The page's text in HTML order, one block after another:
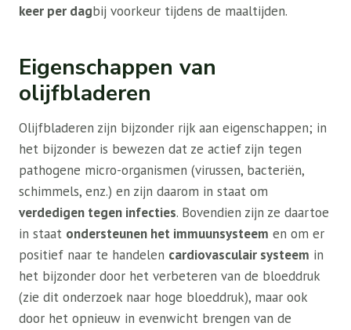
keer per dagbij voorkeur tijdens de maaltijden.
Eigenschappen van
olijfbladeren
Olijfbladeren zijn bijzonder rijk aan eigenschappen; in
het bijzonder is bewezen dat ze actief zijn tegen
pathogene micro-organismen (virussen, bacteriën,
schimmels, enz.) en zijn daarom in staat om
verdedigen tegen infecties. Bovendien zijn ze daartoe
in staat ondersteunen het immuunsysteem en om er
positief naar te handelen cardiovasculair systeem in
het bijzonder door het verbeteren van de bloeddruk
(zie dit onderzoek naar hoge bloeddruk), maar ook
door het opnieuw in evenwicht brengen van de